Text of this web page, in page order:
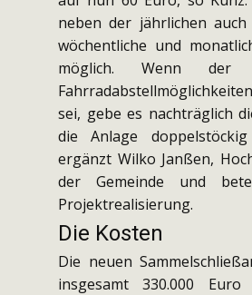
neben der jährlichen
wöchentliche und
möglich. Wenn der
sei, gebe es nachträglich
die Anlage doppelstöckig
ergänzt Wilko Janßen,
der Gemeinde und
Projektrealisierung.
Die Kosten
Die neuen
insgesamt 330.000